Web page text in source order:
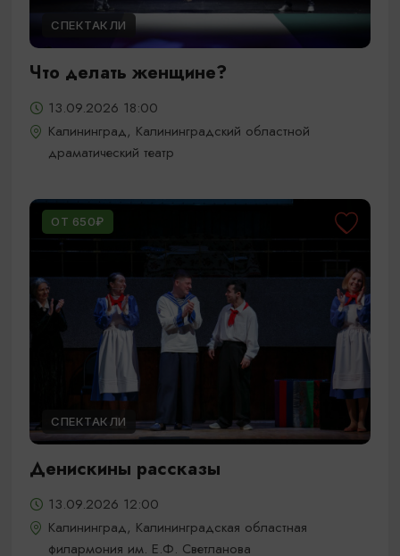
СПЕКТАКЛИ
Что делать женщине?
13.09.2026 18:00
Калининград, Калининградский областной
драматический театр
ОТ 650₽
СПЕКТАКЛИ
Денискины рассказы
13.09.2026 12:00
Калининград, Калининградская областная
филармония им. Е.Ф. Светланова